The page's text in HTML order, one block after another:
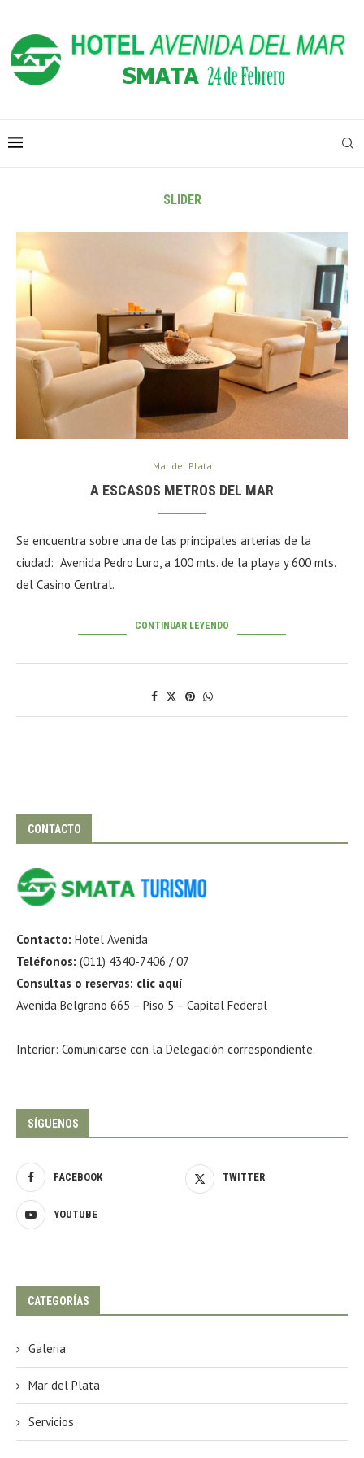
SLIDER
Mar del Plata
A ESCASOS METROS DEL MAR
Se encuentra sobre una de las principales arterias de la
ciudad: Avenida Pedro Luro, a 100 mts. de la playa y 600 mts.
del Casino Central.
CONTINUAR LEYENDO
CONTACTO
Contacto: Hotel Avenida
Teléfonos: (011) 4340-7406 / 07
Consultas o reservas: clic aquí
Avenida Belgrano 665 – Piso 5 – Capital Federal
Interior: Comunicarse con la Delegación correspondiente.
SÍGUENOS
FACEBOOK TWITTER
YOUTUBE
CATEGORÍAS
Galeria
Mar del Plata
Servicios